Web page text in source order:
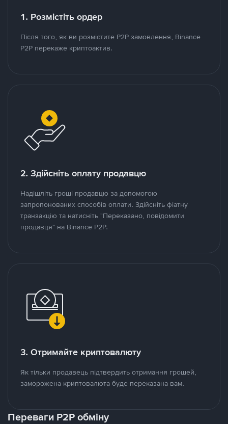
1. Розмістіть ордер
Після того, як ви розмістите P2P замовлення, Binance
P2P перекаже криптоактив.
2. Здійсніть оплату продавцю
Надішліть гроші продавцю за допомогою
запропонованих способів оплати. Здійсніть фіатну
транзакцію та натисніть "Переказано, повідомити
продавця" на Binance P2P.
3. Отримайте криптовалюту
Як тільки продавець підтвердить отримання грошей,
заморожена криптовалюта буде переказана вам.
Переваги P2P обміну